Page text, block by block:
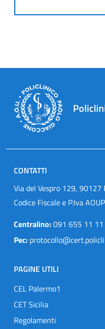
CONTATTI
Via del Vespro 129, 90127
Codice Fiscale e P.Iva
Centralino:091 655 11 11
Pec:
PAGINE UTILI
CEL Palermo1
CET Sicilia
Regolamenti